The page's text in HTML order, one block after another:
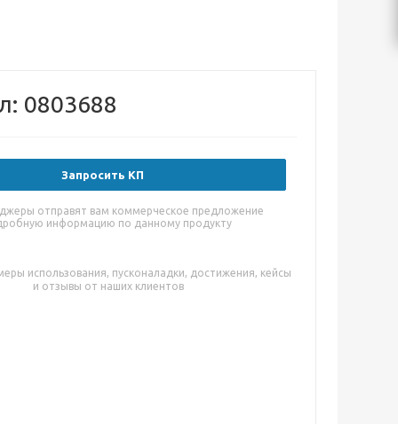
0803688
Запросить КП
отправят вам коммерческое предложение
информацию по данному продукту
использования, пусконаладки, достижения, кейсы
и отзывы от наших клиентов